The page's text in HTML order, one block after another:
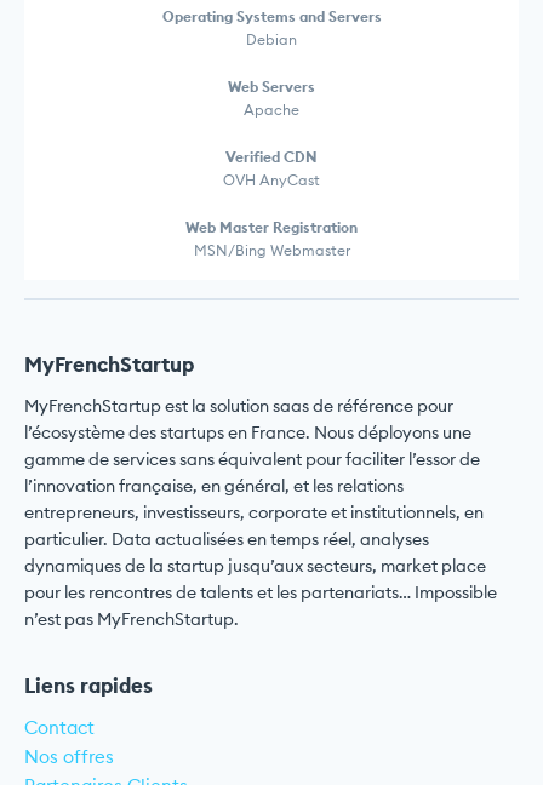
Operating Systems and Servers
Debian
Web Servers
Apache
Verified CDN
OVH AnyCast
Web Master Registration
MSN/Bing Webmaster
MyFrenchStartup
MyFrenchStartup est la solution saas de référence pour
l’écosystème des startups en France. Nous déployons une
gamme de services sans équivalent pour faciliter l’essor de
l’innovation française, en général, et les relations
entrepreneurs, investisseurs, corporate et institutionnels, en
particulier. Data actualisées en temps réel, analyses
dynamiques de la startup jusqu’aux secteurs, market place
pour les rencontres de talents et les partenariats… Impossible
n’est pas MyFrenchStartup.
Liens rapides
Contact
Nos offres